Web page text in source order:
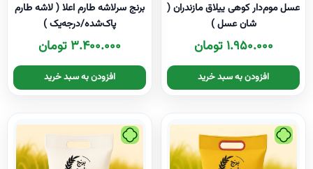
عسل موم‌دار کوهی ییلاق مازندران (
شان عسل )
۱.۹۵۰.۰۰۰تومان
افزودن به سبد خرید
برنج سرلاشه طارم اعلا ( لاشه طارم
پاک‌شده/درجه‌یک )
۳.۴۰۰.۰۰۰تومان
افزودن به سبد خرید